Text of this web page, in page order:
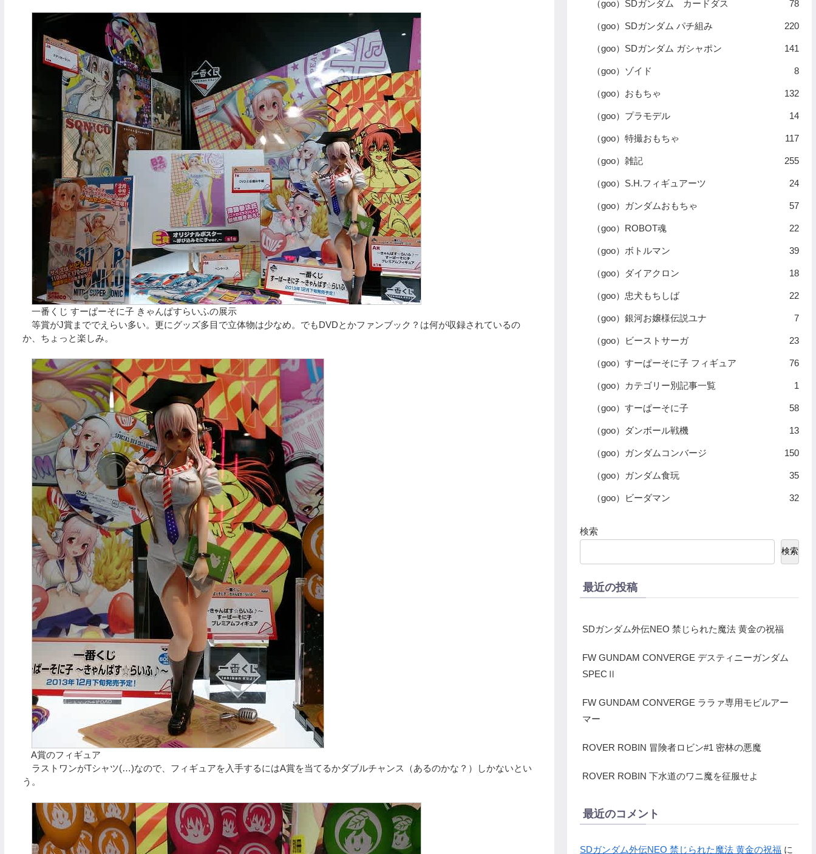
一番くじ すーぱーそに子 きゃんぱすらいふの展示
等賞がJ賞まででえらい多い。更にグッズ多目で立体物は少なめ。でもDVDとかファンブック？は何が収録されているの
か、ちょっと楽しみ。
A賞のフィギュア
ラストワンがTシャツ(…)なので、フィギュアを入手するにはA賞を当てるかダブルチャンス（あるのかな？）しかないとい
う。
（goo）SDガンダム カードダス 78
（goo）SDガンダム パチ組み 220
（goo）SDガンダム ガシャポン 141
（goo）ゾイド 8
（goo）おもちゃ 132
（goo）プラモデル 14
（goo）特撮おもちゃ 117
（goo）雑記 255
（goo）S.H.フィギュアーツ 24
（goo）ガンダムおもちゃ 57
（goo）ROBOT魂 22
（goo）ボトルマン 39
（goo）ダイアクロン 18
（goo）忠犬もちしば 22
（goo）銀河お嬢様伝説ユナ 7
（goo）ビーストサーガ 23
（goo）すーぱーそに子 フィギュア 76
（goo）カテゴリー別記事一覧 1
（goo）すーぱーそに子 58
（goo）ダンボール戦機 13
（goo）ガンダムコンバージ 150
（goo）ガンダム食玩 35
（goo）ビーダマン 32
検索
検索
最近の投稿
SDガンダム外伝NEO 禁じられた魔法 黄金の祝福
FW GUNDAM CONVERGE デスティニーガンダム
SPECⅡ
FW GUNDAM CONVERGE ララァ専用モビルアー
マー
ROVER ROBIN 冒険者ロビン#1 密林の悪魔
ROVER ROBIN 下水道のワニ魔を征服せよ
最近のコメント
SDガンダム外伝NEO 禁じられた魔法 黄金の祝福 に